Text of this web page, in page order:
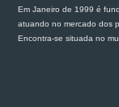
Em Janeiro de 1999 é
atuando no mercado dos
Encontra-se situada no